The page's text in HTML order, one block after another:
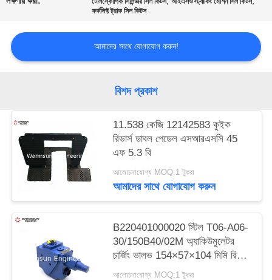
ফর্কলিফ্ট ট্রাক সিল কিটস
আমাদের সাথে যোগাযোগ করুন!
বিশদ প্রকাশ
11.538 কেজি 12142583 কুইক
রিভার্স ডাবল পেডেল এসআরএসসি 45
এফ 5.3 বি
আলোচনাযোগ্য MOQ:1 টুকরা
আমাদের সাথে যোগাযোগ করুন
B220401000020 স্টিল T06-A06-
30/150B40/02M অ্যাকিউমুলেটর
চার্জিং ভালভ 154×57×104 মিমি রিচ
স্ট্যাকারের জন্য
আলোচনাযোগ্য MOQ:1 টুকরা